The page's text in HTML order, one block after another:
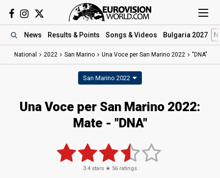
News Results & Points Songs & Videos Bulgaria 2027
National 2022 San Marino Una Voce per San Marino 2022 "DNA"
San Marino 2022
Una Voce per San Marino 2022:
Mate - "DNA"
3.4 stars ★ 56 ratings